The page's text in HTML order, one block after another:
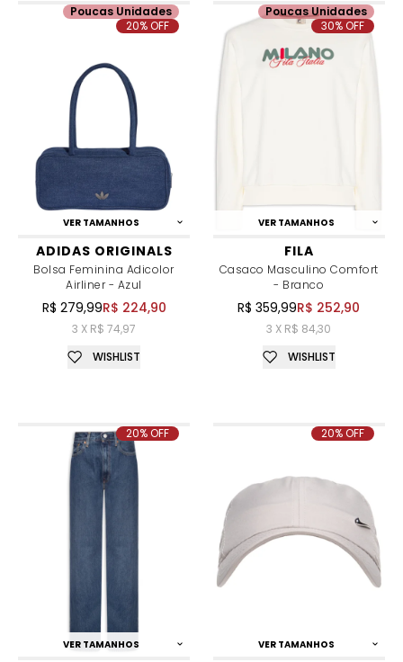
VER TAMANHOS
ADIDAS ORIGINALS
Bolsa Feminina Adicolor
Airliner - Azul
R$ 279,99R$ 224,90
3 X R$ 74,97
Poucas Unidades
20% OFF
WISHLIST
VER TAMANHOS
FILA
Casaco Masculino Comfort
- Branco
R$ 359,99R$ 252,90
3 X R$ 84,30
Poucas Unidades
30% OFF
WISHLIST
VER TAMANHOS
20% OFF
VER TAMANHOS
20% OFF